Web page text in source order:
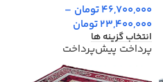
46,700,000تومان –
23,400,000تومان
انتخاب گزینه ها
پرداخت پیش‌پرداخت